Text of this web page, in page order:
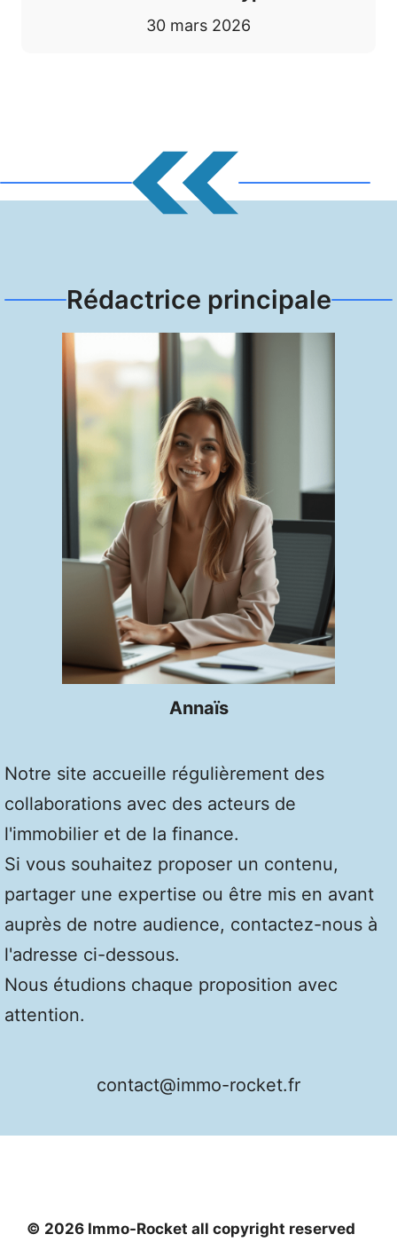
30 mars 2026
Rédactrice principale
Annaïs
Notre site accueille régulièrement des
collaborations avec des acteurs de
l'immobilier et de la finance.
Si vous souhaitez proposer un contenu,
partager une expertise ou être mis en avant
auprès de notre audience, contactez-nous à
l'adresse ci-dessous.
Nous étudions chaque proposition avec
attention.
contact@immo-rocket.fr
© 2026 Immo-Rocket all copyright reserved